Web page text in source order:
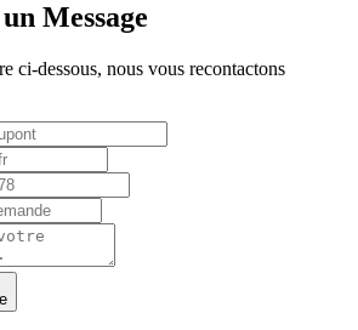
Message
ci-dessous, nous vous recontactons